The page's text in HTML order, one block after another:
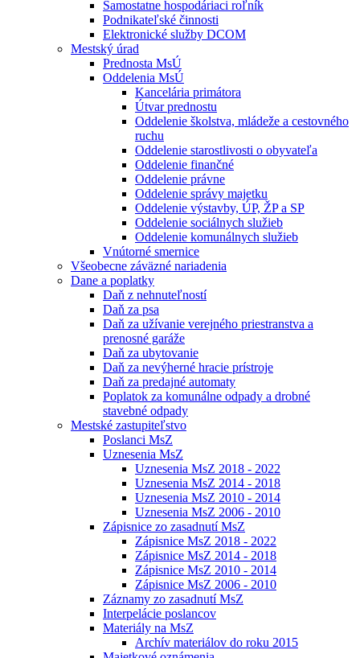
Samostatne hospodáriaci roľník
Podnikateľské činnosti
Elektronické služby DCOM
Mestský úrad
Prednosta MsÚ
Oddelenia MsÚ
Kancelária primátora
Útvar prednostu
Oddelenie školstva, mládeže a cestovného
ruchu
Oddelenie starostlivosti o obyvateľa
Oddelenie finančné
Oddelenie právne
Oddelenie správy majetku
Oddelenie výstavby, ÚP, ŽP a SP
Oddelenie sociálnych služieb
Oddelenie komunálnych služieb
Vnútorné smernice
Všeobecne záväzné nariadenia
Dane a poplatky
Daň z nehnuteľností
Daň za psa
Daň za užívanie verejného priestranstva a
prenosné garáže
Daň za ubytovanie
Daň za nevýherné hracie prístroje
Daň za predajné automaty
Poplatok za komunálne odpady a drobné
stavebné odpady
Mestské zastupiteľstvo
Poslanci MsZ
Uznesenia MsZ
Uznesenia MsZ 2018 - 2022
Uznesenia MsZ 2014 - 2018
Uznesenia MsZ 2010 - 2014
Uznesenia MsZ 2006 - 2010
Zápisnice zo zasadnutí MsZ
Zápisnice MsZ 2018 - 2022
Zápisnice MsZ 2014 - 2018
Zápisnice MsZ 2010 - 2014
Zápisnice MsZ 2006 - 2010
Záznamy zo zasadnutí MsZ
Interpelácie poslancov
Materiály na MsZ
Archív materiálov do roku 2015